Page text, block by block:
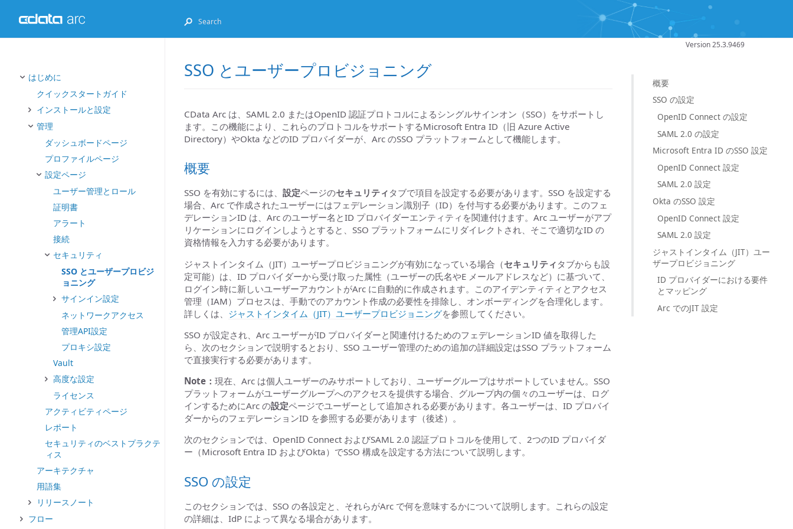
はじめに
クイックスタートガイド
インストールと設定
管理
ダッシュボードページ
プロファイルページ
設定ページ
ユーザー管理とロール
証明書
アラート
接続
セキュリティ
SSO とユーザープロビジ
ョニング
サインイン設定
ネットワークアクセス
管理API設定
プロキシ設定
Vault
高度な設定
ライセンス
アクティビティページ
レポート
セキュリティのベストプラクテ
ィス
アーキテクチャ
用語集
リリースノート
フロー
Version 25.3.9469
概要
SSO の設定
OpenID Connect の設定
SAML 2.0 の設定
Microsoft Entra ID のSSO 設定
OpenID Connect 設定
SAML 2.0 設定
Okta のSSO 設定
OpenID Connect 設定
SAML 2.0 設定
ジャストインタイム（JIT）ユー
ザープロビジョニング
ID プロバイダーにおける要件
とマッピング
Arc でのJIT 設定
SSO とユーザープロビジョニング
CData Arc は、SAML 2.0 またはOpenID 認証プロトコルによるシングルサインオン（SSO）をサポートし
ます。この機能により、これらのプロトコルをサポートするMicrosoft Entra ID（旧 Azure Active
Directory）やOkta などのID プロバイダーが、Arc のSSO プラットフォームとして機能します。
概要
SSO を有効にするには、 設定ページのセキュリティ タブで項目を設定する必要があります。SSO を設定する
場合、Arc で作成されたユーザーにはフェデレーション識別子（ID）を付与する必要があります。このフェ
デレーションID は、Arc のユーザー名とID プロバイダーエンティティを関連付けます。Arc ユーザーがアプ
リケーションにログインしようとすると、SSO プラットフォームにリダイレクトされ、そこで適切なID の
資格情報を入力する必要があります。
ジャストインタイム（JIT）ユーザープロビジョニングが有効になっている場合（セキュリティ タブからも設
定可能）は、ID プロバイダーから受け取った属性（ユーザーの氏名やE メールアドレスなど）に基づいて、
ログイン時に新しいユーザーアカウントがArc に自動的に作成されます。このアイデンティティとアクセス
管理（IAM）プロセスは、手動でのアカウント作成の必要性を排除し、オンボーディングを合理化します。
詳しくは、 ジャストインタイム（JIT）ユーザープロビジョニングを参照してください。
SSO が設定され、Arc ユーザーがID プロバイダーと関連付けるためのフェデレーションID 値を取得した
ら、次のセクションで説明するとおり、SSO ユーザー管理のための追加の詳細設定はSSO プラットフォーム
で直接実行する必要があります。
Note： 現在、Arc は個人ユーザーのみサポートしており、ユーザーグループはサポートしていません。SSO
プラットフォームがユーザーグループへのアクセスを提供する場合、グループ内の個々のユーザーは、ログ
インするためにArc の設定ページでユーザーとして追加される必要があります。各ユーザーは、ID プロバイ
ダーからのフェデレーションID を参照する必要があります（後述）。
次のセクションでは、OpenID Connect およびSAML 2.0 認証プロトコルを使用して、2つのID プロバイダ
ー（Microsoft Entra ID およびOkta）でSSO 構成を設定する方法について説明します。
SSO の設定
このセクションでは、SSO の各設定と、それらがArc で何を意味するかについて説明します。これらの設定
の詳細は、IdP によって異なる場合があります。